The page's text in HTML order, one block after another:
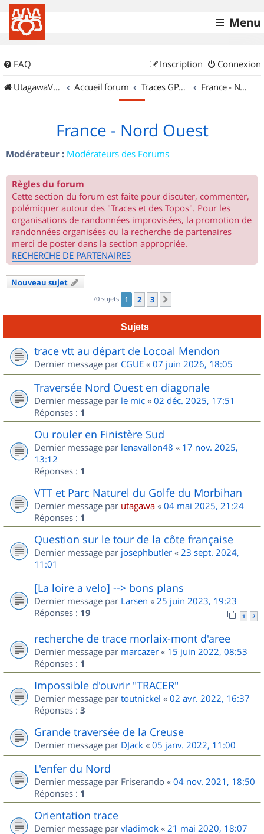
Menu
FAQ Connexion
Inscription
UtagawaVTT (Randos VTT et VTTAE avec traces GPS)
Accueil forum Traces GPS de randos VTT France - Nord Ouest
France - Nord Ouest
Modérateur : Modérateurs des Forums
Règles du forum
Cette section du forum est faite pour discuter, commenter,
polémiquer autour des "Traces et des Topos". Pour les
organisations de randonnées improvisées, la promotion de
randonnées organisées ou la recherche de partenaires
merci de poster dans la section appropriée.
RECHERCHE DE PARTENAIRES
Nouveau sujet
70 sujets 1 2 3
Sujets
trace vtt au départ de Locoal Mendon
Dernier message par CGUE « 07 juin 2026, 18:05
Traversée Nord Ouest en diagonale
Dernier message par le mic « 02 déc. 2025, 17:51
Réponses : 1
Ou rouler en Finistère Sud
Dernier message par lenavallon48 « 17 nov. 2025,
13:12
Réponses : 1
VTT et Parc Naturel du Golfe du Morbihan
Dernier message par utagawa « 04 mai 2025, 21:24
Réponses : 1
Question sur le tour de la côte française
Dernier message par josephbutler « 23 sept. 2024,
11:01
[La loire a velo] --> bons plans
Dernier message par Larsen « 25 juin 2023, 19:23
Réponses : 19 1 2
recherche de trace morlaix-mont d'aree
Dernier message par marcazer « 15 juin 2022, 08:53
Réponses : 1
Impossible d'ouvrir "TRACER"
Dernier message par toutnickel « 02 avr. 2022, 16:37
Réponses : 3
Grande traversée de la Creuse
Dernier message par DJack « 05 janv. 2022, 11:00
L'enfer du Nord
Dernier message par Friserando « 04 nov. 2021, 18:50
Réponses : 1
Orientation trace
Dernier message par vladimok « 21 mai 2020, 18:07